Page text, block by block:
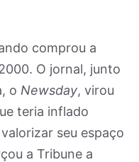
comprou a
O jornal, junto
o Newsday, virou
teria inflado
seu espaço
a Tribune a